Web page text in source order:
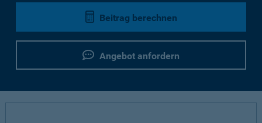
Beitrag berechnen
Angebot anfordern